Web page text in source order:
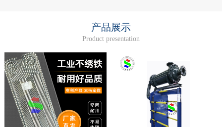
产品展示
Product presentation